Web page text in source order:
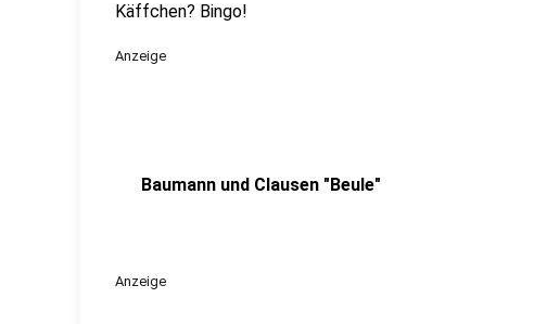
Käffchen? Bingo!
Anzeige
Baumann und Clausen "Beule"
Anzeige